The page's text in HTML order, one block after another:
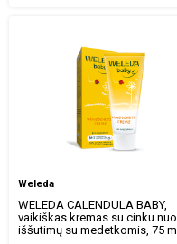
Weleda
WELEDA CALENDULA BABY,
vaikiškas kremas su cinku nuo
iššutimų su medetkomis, 75 ml